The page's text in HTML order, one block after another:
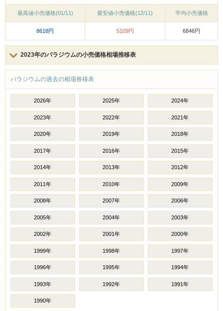
最高値小売価格(01/11) 最安値小売価格(12/11) 平均小売価格
8618円 5109円 6846円
2023年のパラジウムの小売価格相場推移表
パラジウムの過去の相場推移表
2026年 2025年 2024年
2023年 2022年 2021年
2020年 2019年 2018年
2017年 2016年 2015年
2014年 2013年 2012年
2011年 2010年 2009年
2008年 2007年 2006年
2005年 2004年 2003年
2002年 2001年 2000年
1999年 1998年 1997年
1996年 1995年 1994年
1993年 1992年 1991年
1990年